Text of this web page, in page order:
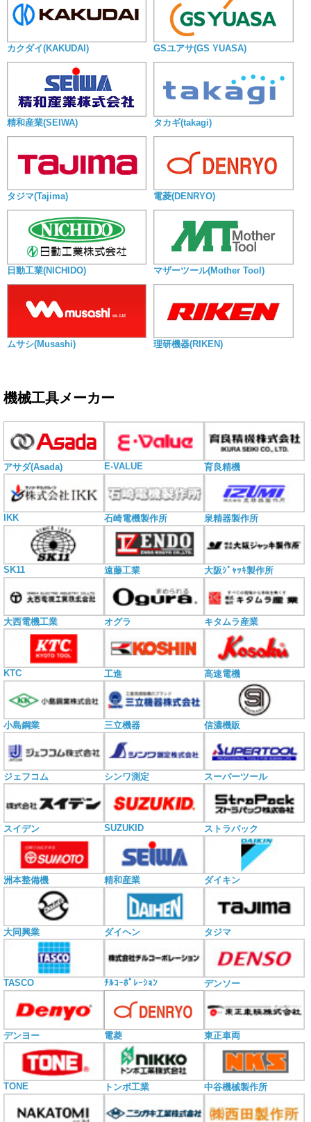
カクダイ(KAKUDAI) GSユアサ(GS YUASA)
精和産業(SEIWA) タカギ(takagi)
タジマ(Tajima) 電菱(DENRYO)
日動工業(NICHIDO) マザーツール(Mother Tool)
ムサシ(Musashi) 理研機器(RIKEN)
機械工具メーカー
アサダ(Asada) E-VALUE 育良精機
IKK 石崎電機製作所 泉精器製作所
SK11 遠藤工業 大阪ｼﾞｬｯｷ製作所
大西電機工業 オグラ キタムラ産業
KTC 工進 高速電機
小島鋼業 三立機器 信濃機販
ジェフコム シンワ測定 スーパーツール
スイデン SUZUKID ストラパック
洲本整備機 精和産業 ダイキン
大同興業 ダイヘン タジマ
TASCO ﾁﾙｺｰﾎﾟﾚｰｼｮﾝ デンソー
デンヨー 電菱 東正車両
TONE トンボ工業 中谷機械製作所